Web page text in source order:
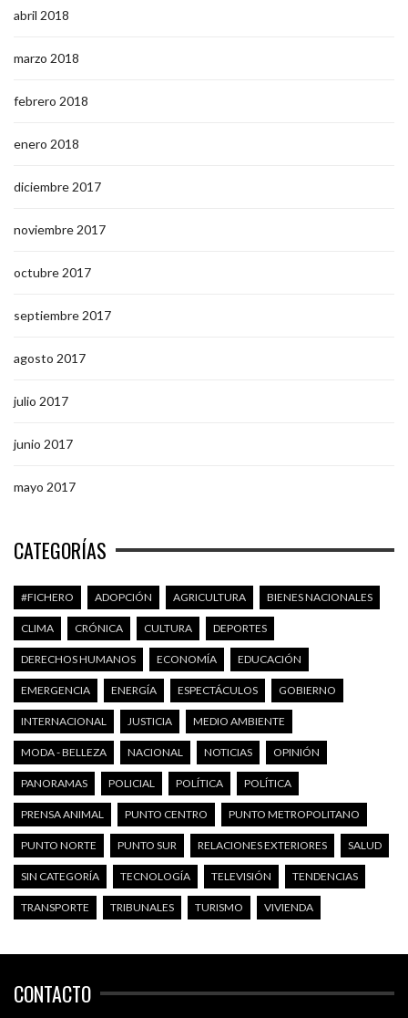
abril 2018
marzo 2018
febrero 2018
enero 2018
diciembre 2017
noviembre 2017
octubre 2017
septiembre 2017
agosto 2017
julio 2017
junio 2017
mayo 2017
CATEGORÍAS
#FICHERO ADOPCIÓN AGRICULTURA BIENES NACIONALES
CLIMA CRÓNICA CULTURA DEPORTES
DERECHOS HUMANOS ECONOMÍA EDUCACIÓN
EMERGENCIA ENERGÍA ESPECTÁCULOS GOBIERNO
INTERNACIONAL JUSTICIA MEDIO AMBIENTE
MODA - BELLEZA NACIONAL NOTICIAS OPINIÓN
PANORAMAS POLICIAL POLÍTICA POLÍTICA
PRENSA ANIMAL PUNTO CENTRO PUNTO METROPOLITANO
PUNTO NORTE PUNTO SUR RELACIONES EXTERIORES SALUD
SIN CATEGORÍA TECNOLOGÍA TELEVISIÓN TENDENCIAS
TRANSPORTE TRIBUNALES TURISMO VIVIENDA
CONTACTO